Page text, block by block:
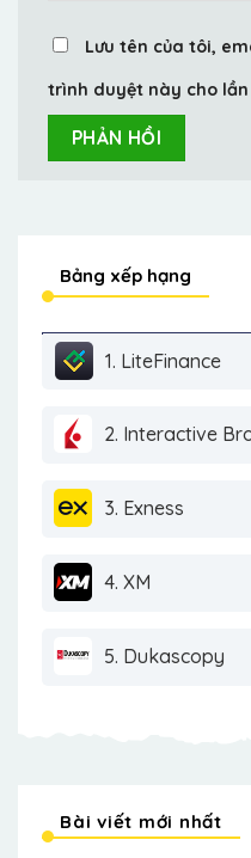
Lưu tên của tôi,
trình duyệt này cho
Bảng xếp hạng
1. LiteFinance
2. Interactive
3. Exness
4. XM
5. Dukascopy
Bài viết mới nhất